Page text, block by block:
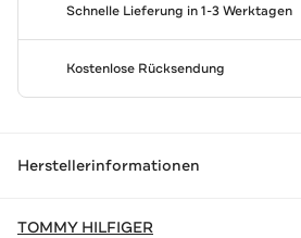
Schnelle Lieferung in 1-3 Werktagen
Kostenlose Rücksendung
Herstellerinformationen
TOMMY HILFIGER